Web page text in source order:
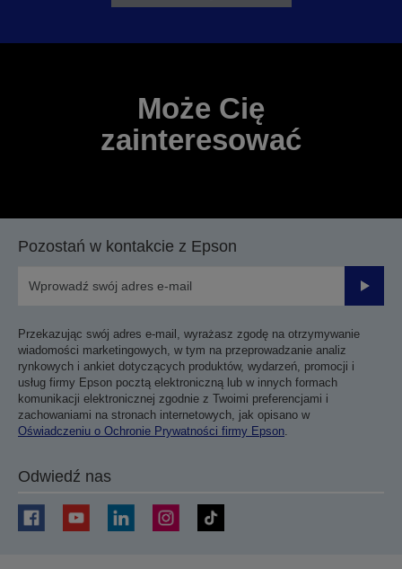
Może Cię
zainteresować
Pozostań w kontakcie z Epson
Przekazując swój adres e-mail, wyrażasz zgodę na otrzymywanie
wiadomości marketingowych, w tym na przeprowadzanie analiz
rynkowych i ankiet dotyczących produktów, wydarzeń, promocji i
usług firmy Epson pocztą elektroniczną lub w innych formach
komunikacji elektronicznej zgodnie z Twoimi preferencjami i
zachowaniami na stronach internetowych, jak opisano w
Oświadczeniu o Ochronie Prywatności firmy Epson
Odwiedź nas